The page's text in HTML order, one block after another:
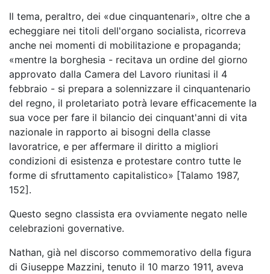
Il tema, peraltro, dei «due cinquantenari», oltre che a
echeggiare nei titoli dell'organo socialista, ricorreva
anche nei momenti di mobilitazione e propaganda;
«mentre la borghesia - recitava un ordine del giorno
approvato dalla Camera del Lavoro riunitasi il 4
febbraio - si prepara a solennizzare il cinquantenario
del regno, il proletariato potrà levare efficacemente la
sua voce per fare il bilancio dei cinquant'anni di vita
nazionale in rapporto ai bisogni della classe
lavoratrice, e per affermare il diritto a migliori
condizioni di esistenza e protestare contro tutte le
forme di sfruttamento capitalistico» [Talamo 1987,
152].
Questo segno classista era ovviamente negato nelle
celebrazioni governative.
Nathan, già nel discorso commemorativo della figura
di Giuseppe Mazzini, tenuto il 10 marzo 1911, aveva